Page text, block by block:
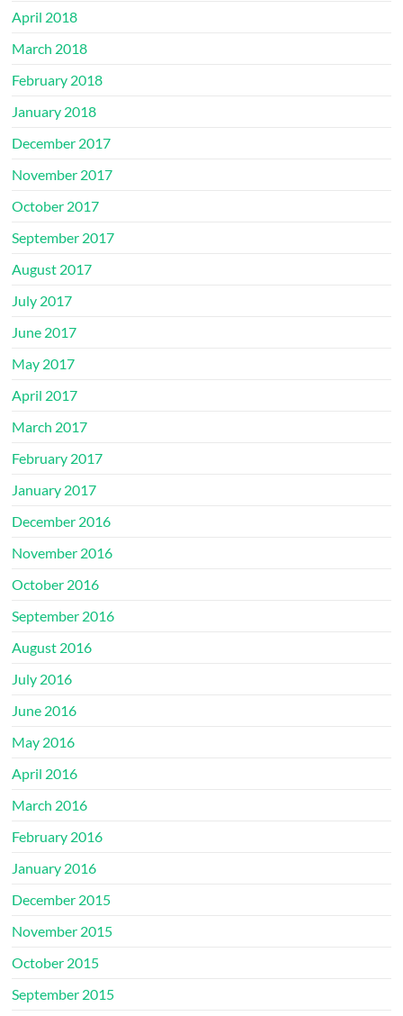
April 2018
March 2018
February 2018
January 2018
December 2017
November 2017
October 2017
September 2017
August 2017
July 2017
June 2017
May 2017
April 2017
March 2017
February 2017
January 2017
December 2016
November 2016
October 2016
September 2016
August 2016
July 2016
June 2016
May 2016
April 2016
March 2016
February 2016
January 2016
December 2015
November 2015
October 2015
September 2015